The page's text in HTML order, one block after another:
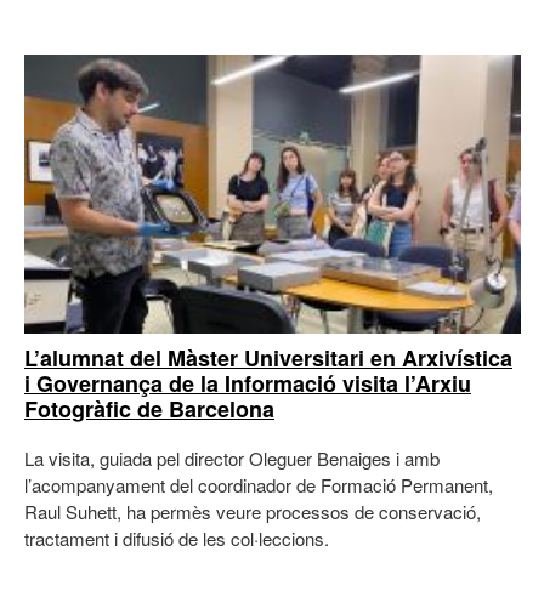
L’alumnat del Màster Universitari en Arxivística
i Governança de la Informació visita l’Arxiu
Fotogràfic de Barcelona
La visita, guiada pel director Oleguer Benaiges i amb
l’acompanyament del coordinador de Formació Permanent,
Raul Suhett, ha permès veure processos de conservació,
tractament i difusió de les col·leccions.